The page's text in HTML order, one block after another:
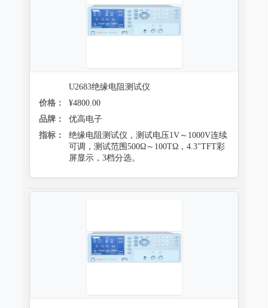
U2683绝缘电阻测试仪
价格：
¥4800.00
品牌：
优高电子
指标：
绝缘电阻测试仪，测试电压1V～1000V连续
可调，测试范围500Ω～100TΩ，4.3"TFT彩
屏显示，3档分选。